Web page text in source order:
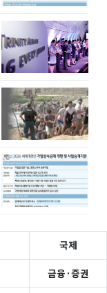
국제
금융·증권